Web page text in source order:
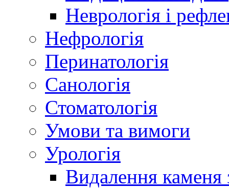
Неврологія і
Нефрологія
Перинатологія
Санологія
Стоматологія
Умови та вимоги
Урологія
Видалення каменя